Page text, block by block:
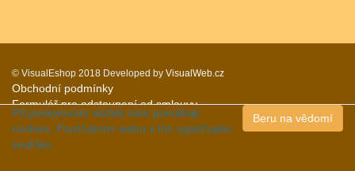
© VisualEshop 2018 Developed by VisualWeb.cz
Obchodní podmínky
Formulář pro odstoupení od smlouvy
z.machatova@seznam.cz
+420 776 202 498
Prohlášení o EET
Beru na vědomí
Při poskytování služeb nám pomáhají
cookies. Používáním webu s tím vyjadřujete
souhlas.